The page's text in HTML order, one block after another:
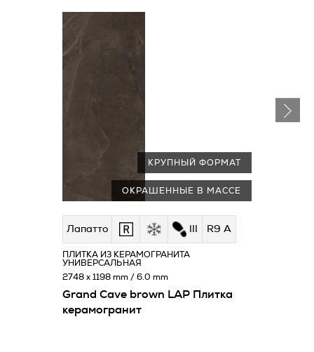
КРУПНЫЙ ФОРМАТ
ОКРАШЕННЫЕ В МАССЕ
Лапатто R9 A
Grand Cave brown LAP Плитка
керамогранит
ПЛИТКА ИЗ КЕРАМОГРАНИТА
УНИВЕРСАЛЬНАЯ
2748 x 1198 mm / 6.0 mm